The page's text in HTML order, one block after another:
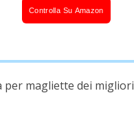
Controlla Su Amazon
per magliette dei migliori